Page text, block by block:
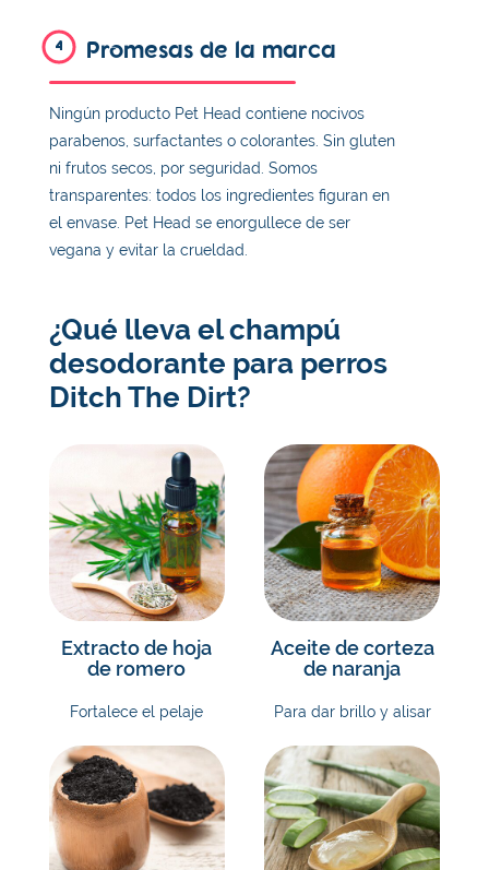
4 Promesas de la marca
Ningún producto Pet Head contiene nocivos
parabenos, surfactantes o colorantes. Sin gluten
ni frutos secos, por seguridad. Somos
transparentes: todos los ingredientes figuran en
el envase. Pet Head se enorgullece de ser
vegana y evitar la crueldad.
¿Qué lleva el champú
desodorante para perros
Ditch The Dirt?
Extracto de hoja
de romero
Fortalece el pelaje
Aceite de corteza
de naranja
Para dar brillo y alisar